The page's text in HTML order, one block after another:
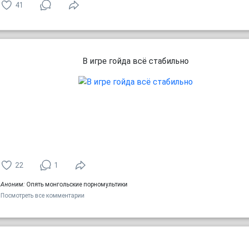
41
В игре гойда всё стабильно
22 1
Аноним: Опять монгольские порномультики
Посмотреть все комментарии